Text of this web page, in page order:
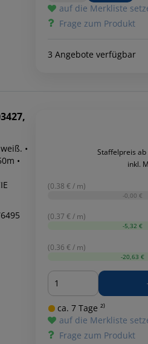
auf die Merkliste
Frage zum Produkt
3 Angebote verfügbar
•
•
Staffelpreis ab
inkl.
(0.38 € / m)
-0,00 €
(0.37 € / m)
-5,32 €
(0.36 € / m)
-20,63 €
Menge
ca. 7 Tage ²⁾
auf die Merkliste
Frage zum Produkt